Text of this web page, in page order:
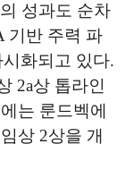
성과도 순차
기반 주력 파
화되고 있다.
2a상 톱라인
는 룬드벡에
상 2상을 개